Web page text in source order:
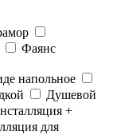
Фаянс
напольное
Душевой
+
для